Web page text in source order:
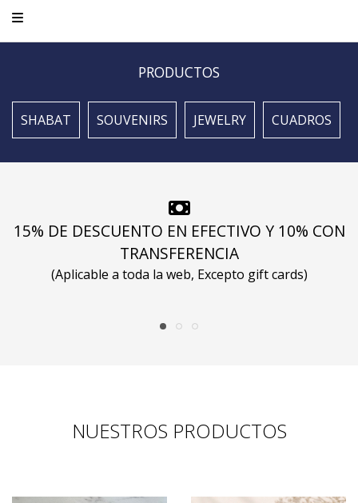
PRODUCTOS
SHABAT SOUVENIRS JEWELRY CUADROS
15% DE DESCUENTO EN EFECTIVO Y 10% CON
TRANSFERENCIA
(Aplicable a toda la web, Excepto gift cards)
NUESTROS PRODUCTOS